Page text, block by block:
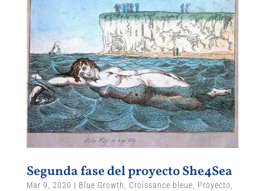
Segunda fase del proyecto She4Sea
Mar 9, 2020 | Blue Growth Croissance bleue Proyecto